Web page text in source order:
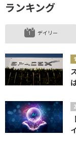
ランキング
デイリー